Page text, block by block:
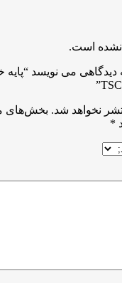
نشده است.
دیدگاهی می نویسد
نخواهد شد. بخش‌های
*